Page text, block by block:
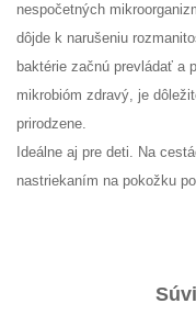
nespočetných
dôjde k narušeniu
baktérie začnú prevládať a
mikrobióm zdravý, je
prirodzene.
Ideálne aj pre deti. Na
nastriekaním na pokožku